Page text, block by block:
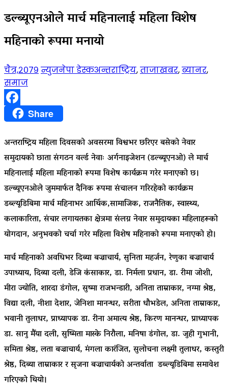
डल्ब्यूएनओले मार्च महिनालाई महिला विशेष
महिनाको रूपमा मनायो
चैत्र,२०७९ न्युजनेपा डेस्कअन्तराष्ट्रिय,ताजाखबर,ब्यानर,
समाज
FacebookShare
अन्तराष्ट्रिय महिला दिवसको अवसरमा विश्वभर छरिएर बसेको नेवार
समुदायको छाता संगठन वर्ल्ड नेवाः अर्गनाइजेशन (डल्ब्यूएनओ) ले मार्च
महिनालाई महिला महिनाको रूपमा विशेष कार्यक्रम गरेर मनाएको छ।
डल्ब्यूएनओले जुममार्फत दैनिक रूपमा संचालन गरिरहेको कार्यक्रम
डब्ल्यूडिबिमा मार्च महिनाभर आर्थिक,सामाजिक, राजनैतिक, स्वास्थ्य,
कलाकारिता, संचार लगायतका क्षेत्रमा संलग्न नेवार समुदायका महिलाहरूको
योगदान, अनुभवको चर्चा गरेर महिला विशेष महिनाको रूपमा मनाएको हो।
मार्च महिनाको अवधिभर दिब्या बज्राचार्य, सुनिता महर्जन, रेणुका बज्राचार्य
उपाध्याय, दिव्या दली, डेजि कंसाकार, डा. निर्मला प्रधान, डा. रीमा जोशी,
मीरा ज्योति, शारदा डंगोल, सुष्मा राजभन्डारी, अनिता ताम्राकार, नग्मा श्रेष्ठ,
विद्या दली, नीशा देशार, जेनिशा मानन्धर, सरीता धौभडेल, अनिता ताम्राकार,
भवानी तुलाधर, प्राध्यापक डा. रीना अमात्य श्रेष्ठ, किरण मानन्धर, प्राध्यापक
डा. सानु मैंया दली, सुष्मिता मास्के निरौला, मनिषा डंगोल, डा. जुही गुभानी,
समिता श्रेष्ठ, लता बज्राचार्य, मंगला कारंजित, सुलोचना लक्ष्मी तुलाधर, कस्तुरी
श्रेष्ठ, दिब्या ताम्राकार र सृजना बज्राचार्यको अन्तर्वाता डब्ल्यूडिबिमा समावेश
गरिएको थियो।